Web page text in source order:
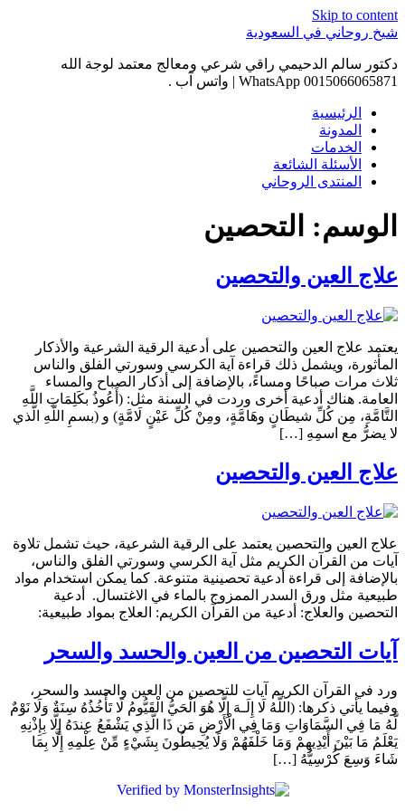
Skip to content
شيخ روحاني في السعودية
دكتور سالم الدحيمي راقي شرعي ومعالج معتمد لوجة الله
0015066065871 WhatsApp | واتس آب .
الرئيسية
المدونة
الخدمات
الأسئلة الشائعة
المنتدى الروحاني
الوسم: التحصين
علاج العين والتحصين
يعتمد علاج العين والتحصين على أدعية الرقية الشرعية والأذكار
المأثورة، ويشمل ذلك قراءة آية الكرسي وسورتي الفلق والناس
ثلاث مرات صباحًا ومساءً، بالإضافة إلى أذكار الصباح والمساء
العامة. هناك أدعية أخرى وردت في السنة مثل: (أَعُوذُ بكَلِمَاتِ اللَّهِ
التَّامَّةِ، مِن كُلِّ شيطَانٍ وهَامَّةٍ، ومِنْ كُلِّ عَيْنٍ لَامَّةٍ) و (بسمِ اللَّهِ الَّذي
لا يضرُّ مع اسمِهِ […]
علاج العين والتحصين
علاج العين والتحصين يعتمد على الرقية الشرعية، حيث تشمل تلاوة
آيات من القرآن الكريم مثل آية الكرسي وسورتي الفلق والناس،
بالإضافة إلى قراءة أدعية تحصينية متنوعة. كما يمكن استخدام مواد
طبيعية مثل ورق السدر الممزوج بالماء في الاغتسال. أدعية
التحصين والعلاج: أدعية من القرآن الكريم: العلاج بمواد طبيعية:
آيات التحصين من العين والحسد والسحر
ورد في القرآن الكريم آيات للتحصين من العين والحسد والسحر،
وفيما يأتي ذكرها: (اللَّهُ لَا إِلَـهَ إِلَّا هُوَ الْحَيُّ الْقَيُّومُ لَا تَأْخُذُهُ سِنَةٌ وَلَا نَوْمٌ
لَّهُ مَا فِي السَّمَاوَاتِ وَمَا فِي الْأَرْضِ مَن ذَا الَّذِي يَشْفَعُ عِندَهُ إِلَّا بِإِذْنِهِ
يَعْلَمُ مَا بَيْنَ أَيْدِيهِمْ وَمَا خَلْفَهُمْ وَلَا يُحِيطُونَ بِشَيْءٍ مِّنْ عِلْمِهِ إِلَّا بِمَا
شَاءَ وَسِعَ كُرْسِيُّهُ […]